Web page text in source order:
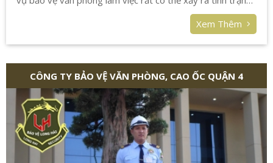
Xem Thêm
CÔNG TY BẢO VỆ VĂN PHÒNG, CAO ỐC QUẬN 4